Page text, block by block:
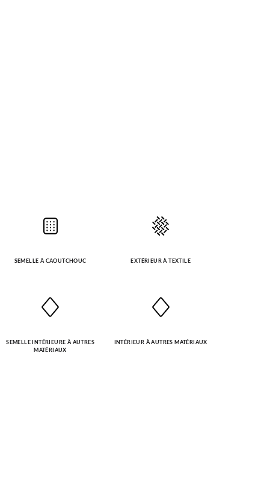
SEMELLE À CAOUTCHOUC EXTÉRIEUR À TEXTILE
SEMELLE INTÉRIEURE À AUTRES
MATÉRIAUX
INTÉRIEUR À AUTRES MATÉRIAUX